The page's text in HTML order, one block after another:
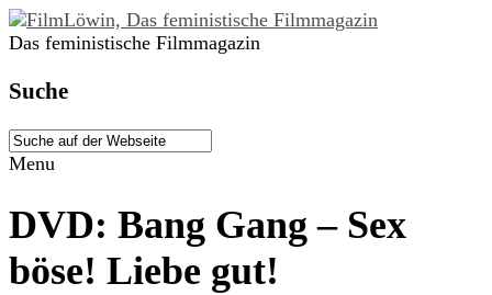
Das feministische Filmmagazin
Suche
Menu
DVD: Bang Gang – Sex
böse! Liebe gut!